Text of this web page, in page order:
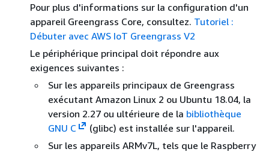
Pour plus d'informations sur la configuration d'un
appareil Greengrass Core, consultez. Tutoriel :
Débuter avec AWS IoT Greengrass V2
Le périphérique principal doit répondre aux
exigences suivantes :
Sur les appareils principaux de Greengrass
exécutant Amazon Linux 2 ou Ubuntu 18.04, la
version 2.27 ou ultérieure de la bibliothèque
GNU C
(glibc) est installée sur l'appareil.
Sur les appareils ARMv7L, tels que le Raspberry